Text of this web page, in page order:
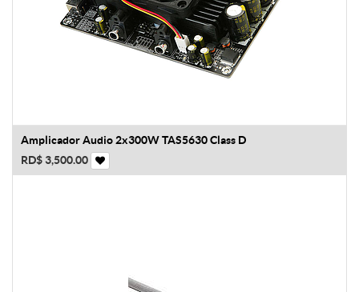
Amplicador Audio 2x300W TAS5630 Class D
RD$3,500.00